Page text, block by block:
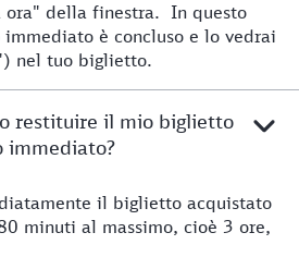
ora" della finestra. In questo
immediato è concluso e lo vedrai
nel tuo biglietto.
restituire il mio biglietto
immediato?
il biglietto acquistato
minuti al massimo, cioè 3 ore,